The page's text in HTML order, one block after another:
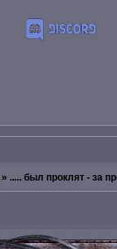
»..... был проклят - за